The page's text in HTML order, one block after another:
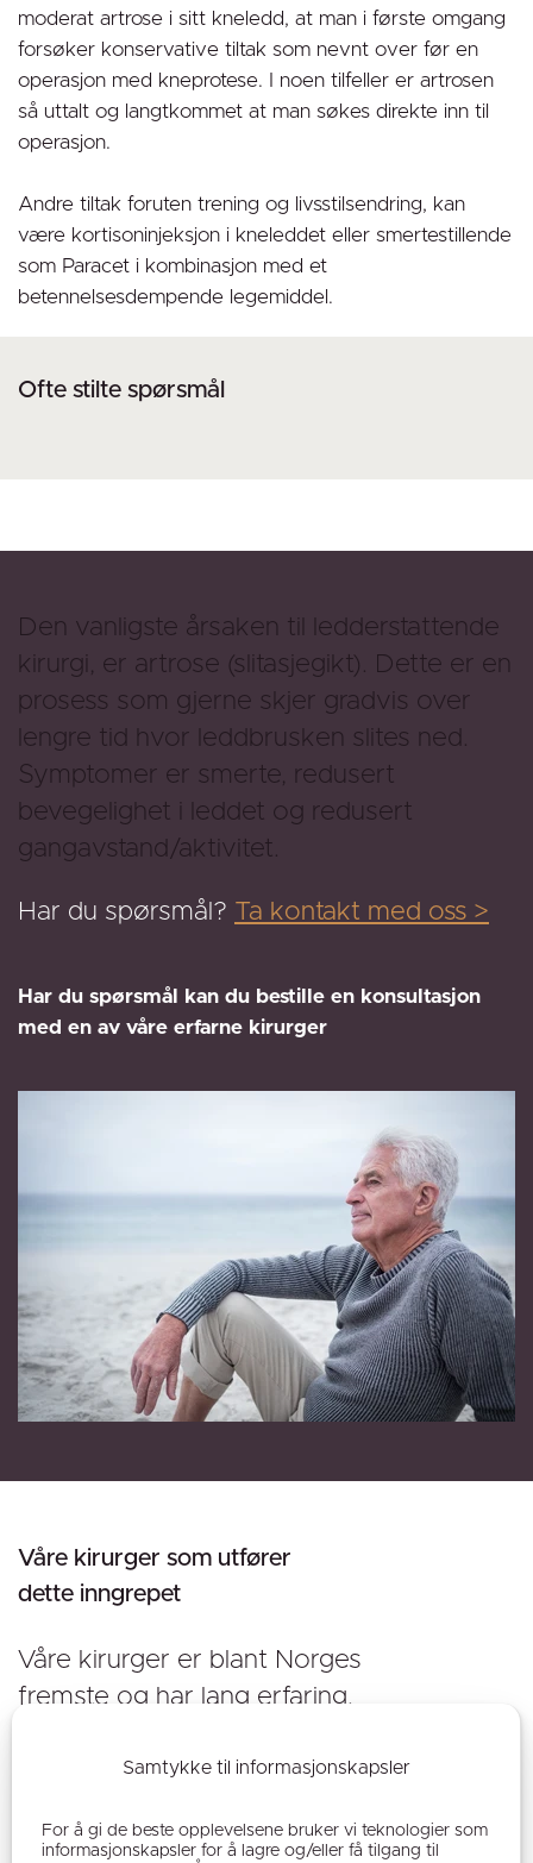
moderat artrose i sitt kneledd, at man i første omgang
forsøker konservative tiltak som nevnt over før en
operasjon med kneprotese. I noen tilfeller er artrosen
så uttalt og langtkommet at man søkes direkte inn til
operasjon.
Andre tiltak foruten trening og livsstilsendring, kan
være kortisoninjeksjon i kneleddet eller smertestillende
som Paracet i kombinasjon med et
betennelsesdempende legemiddel.
Ofte stilte spørsmål
Den vanligste årsaken til ledderstattende
kirurgi, er artrose (slitasjegikt). Dette er en
prosess som gjerne skjer gradvis over
lengre tid hvor leddbrusken slites ned.
Symptomer er smerte, redusert
bevegelighet i leddet og redusert
gangavstand/aktivitet.
Har du spørsmål? Ta kontakt med oss >
Har du spørsmål kan du bestille en konsultasjon
med en av våre erfarne kirurger
Våre kirurger som utfører
dette inngrepet
Våre kirurger er blant Norges
fremste og har lang erfaring.
Samtykke til informasjonskapsler
For å gi de beste opplevelsene bruker vi teknologier som
informasjonskapsler for å lagre og/eller få tilgang til